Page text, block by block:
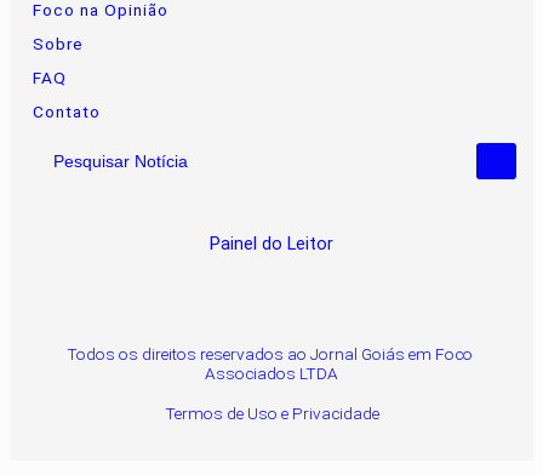
Foco na Opinião
Sobre
FAQ
Contato
Pesquisar Notícia
Painel do Leitor
Todos os direitos reservados ao Jornal Goiás em Foco
Associados LTDA
Termos de Uso e Privacidade